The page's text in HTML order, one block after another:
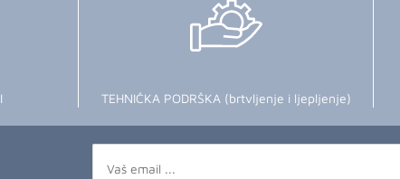
TEHNIČKA PODRŠKA (brtvljenje i ljepljenje)